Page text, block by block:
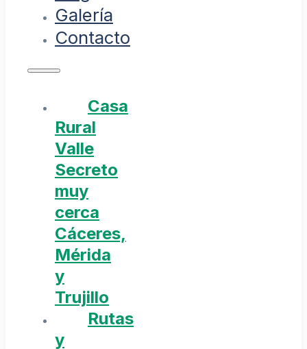
Galería
Contacto
Casa
Rural
Valle
Secreto
muy
cerca
Cáceres,
Mérida
y
Trujillo
Rutas
y